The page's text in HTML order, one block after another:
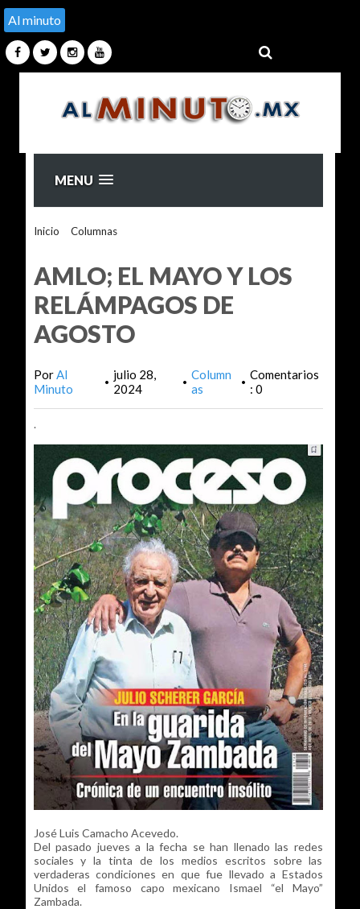
Al minuto
MENU
Inicio Columnas>
AMLO; EL MAYO Y LOS
RELÁMPAGOS DE
AGOSTO
PorAl
Minuto
• julio 28,
2024
• Column
as
• Comentarios
: 0
.
José Luis Camacho Acevedo.
Del pasado jueves a la fecha se han llenado las redes
sociales y la tinta de los medios escritos sobre las
verdaderas condiciones en que fue llevado a Estados
Unidos el famoso capo mexicano Ismael “el Mayo”
Zambada.